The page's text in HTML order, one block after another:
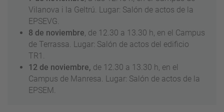
Vilanova i la Geltrú. Lugar: Salón de actos de la
EPSEVG.
8 de noviembre, de 12.30 a 13.30 h, en el Campus
de Terrassa. Lugar: Salón de actos del edificio
TR1.
12 de noviembre, de 12.30 a 13.30 h, en el
Campus de Manresa. Lugar: Salón de actos de la
EPSEM.